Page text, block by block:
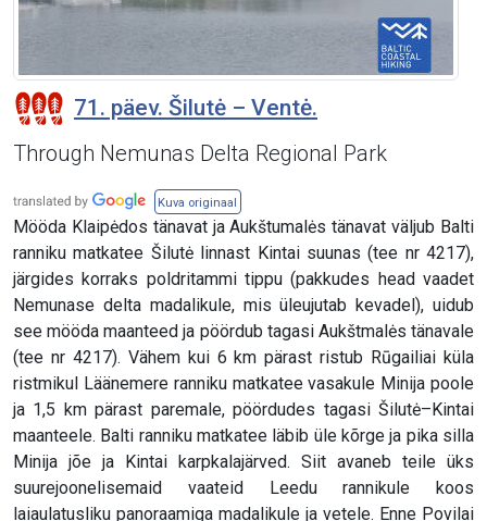
71. päev. Šilutė – Ventė.
Through Nemunas Delta Regional Park
Kuva originaal
Mööda Klaipėdos tänavat ja Aukštumalės tänavat väljub Balti
ranniku matkatee Šilutė linnast Kintai suunas (tee nr 4217),
järgides korraks poldritammi tippu (pakkudes head vaadet
Nemunase delta madalikule, mis üleujutab kevadel), uidub
see mööda maanteed ja pöördub tagasi Aukštmalės tänavale
(tee nr 4217). Vähem kui 6 km pärast ristub Rūgailiai küla
ristmikul Läänemere ranniku matkatee vasakule Minija poole
ja 1,5 km pärast paremale, pöördudes tagasi Šilutė–Kintai
maanteele. Balti ranniku matkatee läbib üle kõrge ja pika silla
Minija jõe ja Kintai karpkalajärved. Siit avaneb teile üks
suurejoonelisemaid vaateid Leedu rannikule koos
laiaulatusliku panoraamiga madalikule ja vetele. Enne Povilai